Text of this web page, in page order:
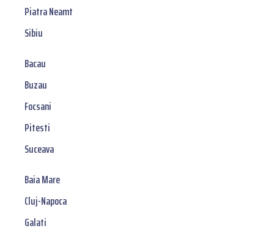
Piatra Neamt
Sibiu
Bacau
Buzau
Focsani
Pitesti
Suceava
Baia Mare
Cluj-Napoca
Galati